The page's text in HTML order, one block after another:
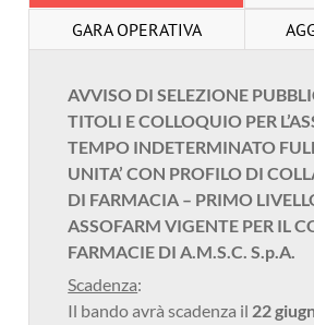
GARA OPERATIVA
AVVISO DI SELEZIONE
TITOLI E COLLOQUIO PER
TEMPO INDETERMINATO
UNITA’ CON PROFILO DI
DI FARMACIA – PRIMO
ASSOFARM VIGENTE PER IL
FARMACIE DI A.M.S.C. S.p.A.
Scadenza:
Il bando avrà scadenza il 22